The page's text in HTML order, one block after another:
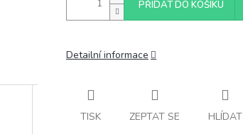
PŘIDAT DO KOŠÍKU
Detailní informace
TISK ZEPTAT SE HLÍDAT